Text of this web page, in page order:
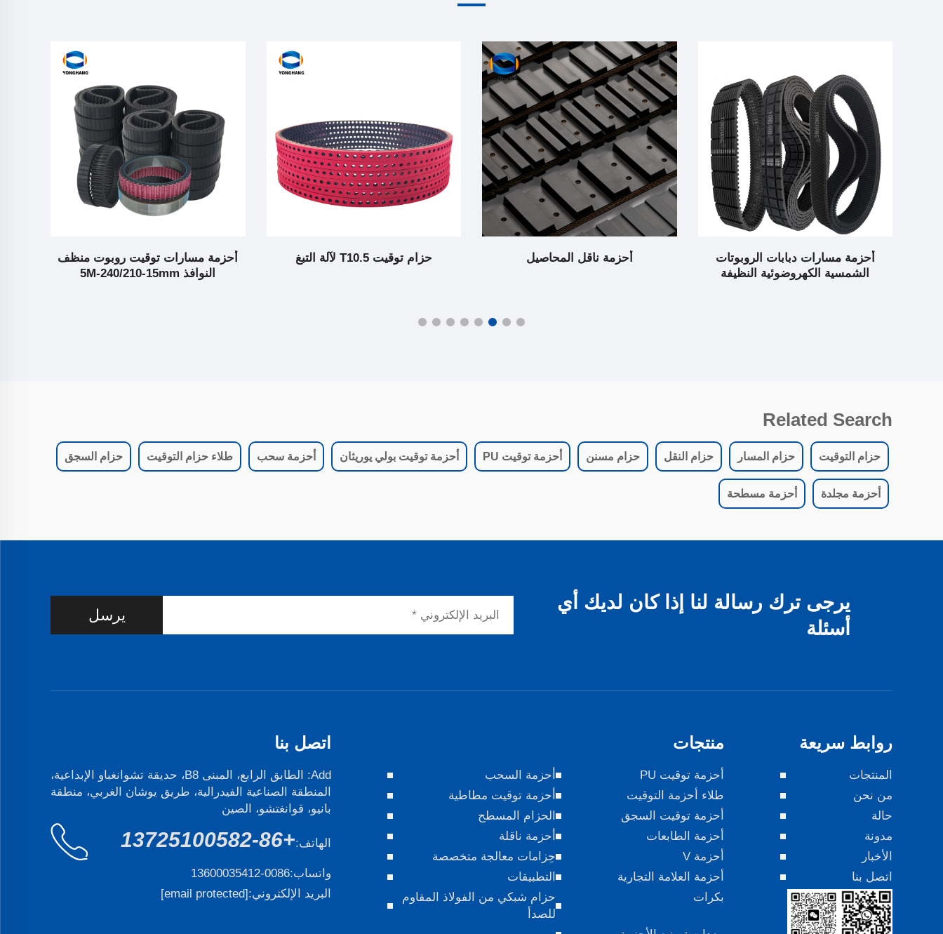
أحزمة مسارات دبابات الروبوتات
الشمسية الكهروضوئية النظيفة
أحزمة ناقل المحاصيل حزام توقيت T10.5 لآلة التبغ
أحزمة مسارات توقيت روبوت منظف
النوافذ 5M-240/210-15mm
Related Search
حزام التوقيت حزام المسار حزام النقل حزام مسنن أحزمة توقيت PU أحزمة توقيت بولي يوريثان أحزمة سحب طلاء حزام التوقيت حزام السجق
أحزمة مجلدة أحزمة مسطحة
يرجى ترك رسالة لنا إذا كان لديك أي
أسئلة
يرسل
روابط سريعة
المنتجات
من نحن
حالة
مدونة
الأخبار
اتصل بنا
منتجات
أحزمة توقيت PU
أحزمة السحب
طلاء أحزمة التوقيت
أحزمة توقيت مطاطية
أحزمة توقيت السجق
الحزام المسطح
أحزمة الطابعات
أحزمة ناقلة
أحزمة V
حِزامات معالجة متخصصة
أحزمة العلامة التجارية
التطبيقات
بكرات
حزام شبكي من الفولاذ المقاوم
للصدأ
اتصل بنا
Add: الطابق الرابع، المبنى B8، حديقة تشوانغباو الإبداعية،
المنطقة الصناعية الفيدرالية، طريق يوشان الغربي، منطقة
بانيو، قوانغتشو، الصين
الهاتف:+86-13725100582
واتساب:0086-13600035412
البريد الإلكتروني:[email protected]